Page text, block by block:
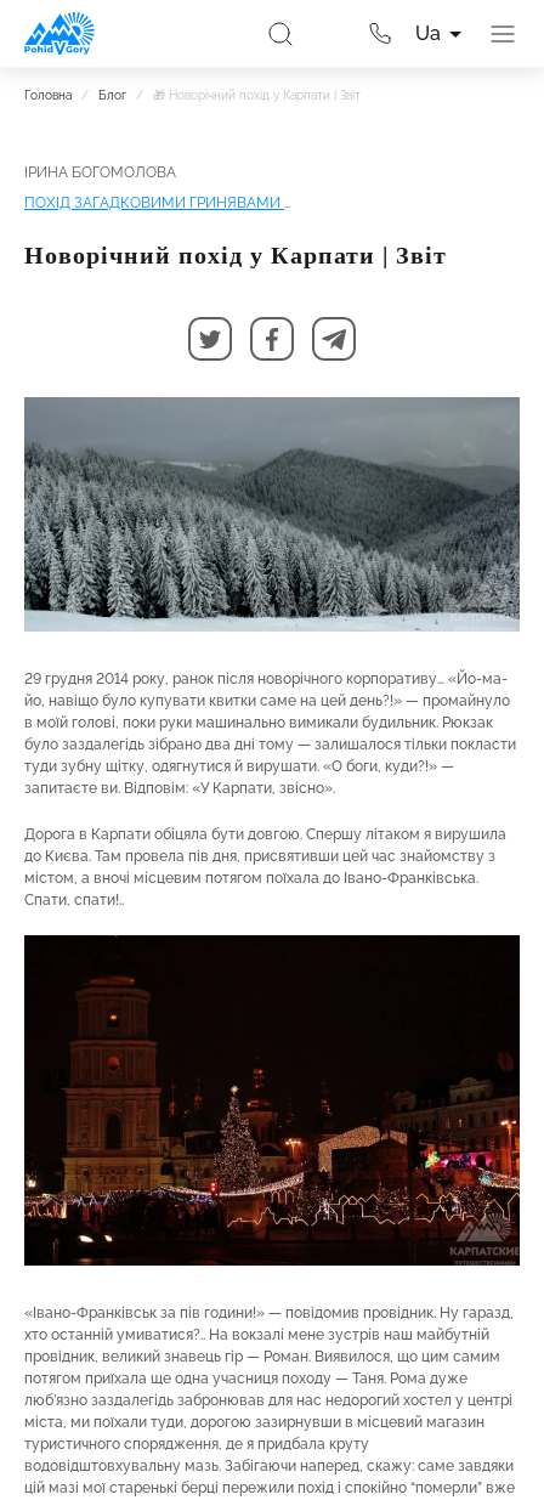
Ua
Головна / Блог / 🎁 Новорічний похід у Карпати | Звіт
ІРИНА БОГОМОЛОВА
ПОХІД ЗАГАДКОВИМИ ГРИНЯВАМИ 🎄 НОВИЙ РІК В КАРПАТАХ
Новорічний похід у Карпати | Звіт
29 грудня 2014 року, ранок після новорічного корпоративу… «Йо-ма-
йо, навіщо було купувати квитки саме на цей день?!» — промайнуло
в моїй голові, поки руки машинально вимикали будильник. Рюкзак
було заздалегідь зібрано два дні тому — залишалося тільки покласти
туди зубну щітку, одягнутися й вирушати. «О боги, куди?!» —
запитаєте ви. Відповім: «У Карпати, звісно».
Дорога в Карпати обіцяла бути довгою. Спершу літаком я вирушила
до Києва. Там провела пів дня, присвятивши цей час знайомству з
містом, а вночі місцевим потягом поїхала до Івано-Франківська.
Спати, спати!..
«Івано-Франківськ за пів години!» — повідомив провідник. Ну гаразд,
хто останній умиватися?.. На вокзалі мене зустрів наш майбутній
провідник, великий знавець гір — Роман. Виявилося, що цим самим
потягом приїхала ще одна учасниця походу — Таня. Рома дуже
люб’язно заздалегідь забронював для нас недорогий хостел у центрі
міста, ми поїхали туди, дорогою зазирнувши в місцевий магазин
туристичного спорядження, де я придбала круту
водовідштовхувальну мазь. Забігаючи наперед, скажу: саме завдяки
цій мазі мої старенькі берці пережили похід і спокійно “померли” вже